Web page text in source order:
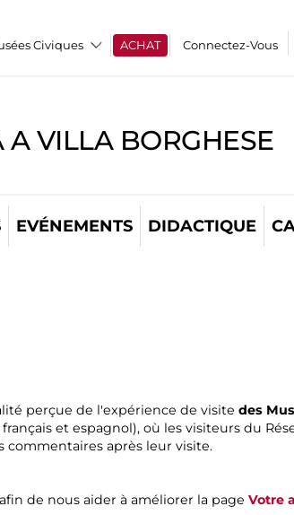
Civiques ACHAT Connectez-Vous
VILLA BORGHESE
EVÉNEMENTS DIDACTIQUE
perçue de l'expérience de visite des
et espagnol), où les visiteurs du
commentaires après leur visite.
de nous aider à améliorer la page Votre